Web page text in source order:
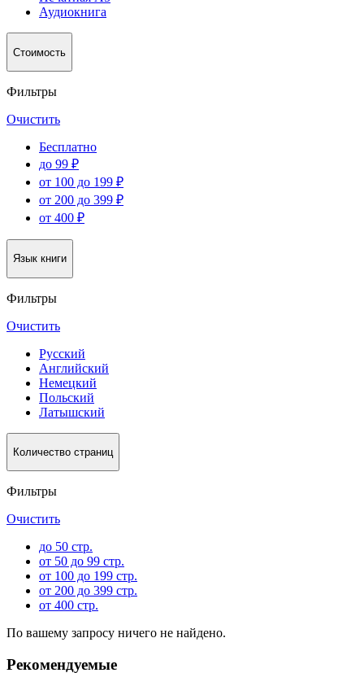
Аудиокнига
Стоимость
Фильтры
Очистить
Бесплатно
до 99 ₽
от 100 до 199 ₽
от 200 до 399 ₽
от 400 ₽
Язык книги
Фильтры
Очистить
Русский
Английский
Немецкий
Польский
Латышский
Количество страниц
Фильтры
Очистить
до 50 стр.
от 50 до 99 стр.
от 100 до 199 стр.
от 200 до 399 стр.
от 400 стр.
По вашему запросу ничего не найдено.
Рекомендуемые